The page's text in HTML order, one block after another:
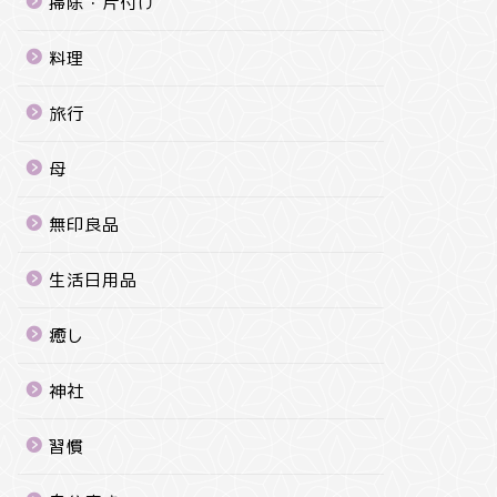
料理
旅行
母
無印良品
生活日用品
癒し
神社
習慣